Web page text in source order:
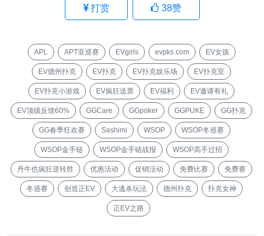
打赏 38赞
APL APT亚巡赛 EVgirls evpks.com EV女孩
EV德州扑克 EV扑克 EV扑克娱乐场 EV扑克室
EV扑克小游戏 EV疯狂送票 EV福利 EV邀请有礼
EV顶级反馈60% GGCare GGpoker GGPUKE GG扑克
GG春季狂欢赛 Sashimi WSOP WSOP冬巡赛
WSOP金手链 WSOP金手链战报 WSOP高手过招
丹牛也疯狂逆转胜 优惠活动 促销活动 免费比赛 免费赛
冬巡赛 创造正EV 大逃杀玩法 德州扑克 扑克女神
正EV之路